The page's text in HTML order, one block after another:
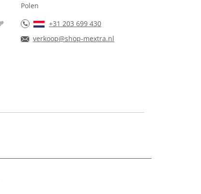
Polen
+31 203 699 430
verkoop@shop-mextra.nl